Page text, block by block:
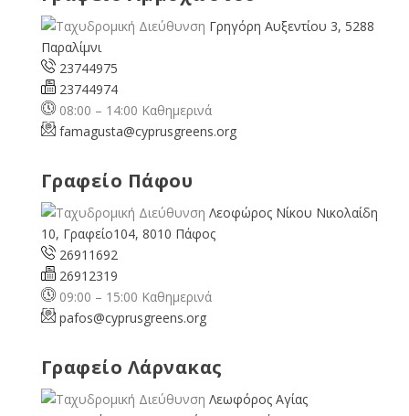
Γρηγόρη Αυξεντίου 3, 5288
Παραλίμνι
23744975
23744974
08:00 – 14:00 Καθημερινά
famagusta@cyprusgreens.org
Γραφείο Πάφου
Λεοφώρος Νίκου Νικολαίδη
10, Γραφείο104, 8010 Πάφος
26911692
26912319
09:00 – 15:00 Καθημερινά
pafos@cyprusgreens.org
Γραφείο Λάρνακας
Λεωφόρος Αγίας